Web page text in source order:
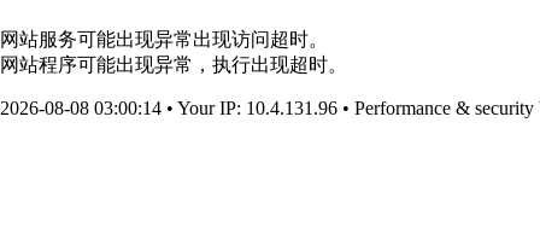
网站服务可能出现异常出现访问超时。
网站程序可能出现异常，执行出现超时。
2026-08-08 03:00:14 • Your IP: 10.4.131.96 • Performance & security